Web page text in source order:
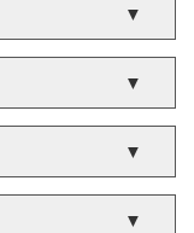
▼
▼
▼
▼